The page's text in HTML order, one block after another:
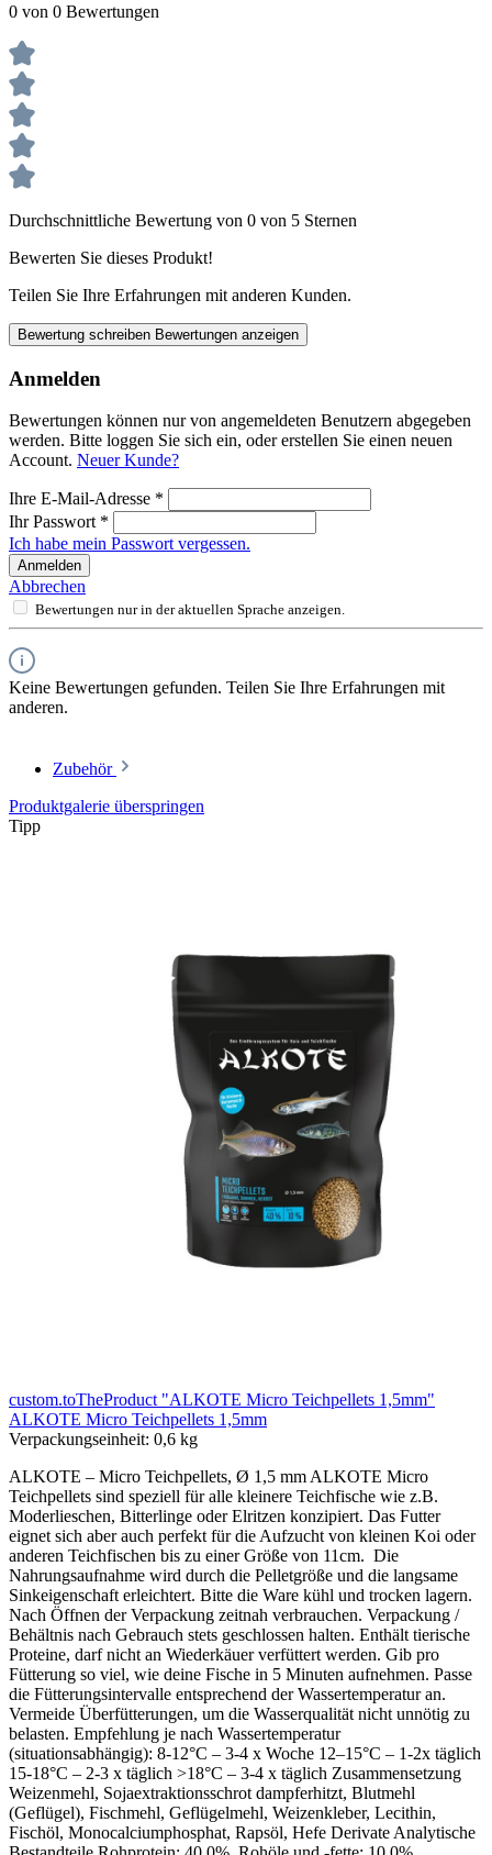
0 von 0 Bewertungen
Durchschnittliche Bewertung von 0 von 5 Sternen
Bewerten Sie dieses Produkt!
Teilen Sie Ihre Erfahrungen mit anderen Kunden.
Bewertung schreiben Bewertungen anzeigen
Anmelden
Bewertungen können nur von angemeldeten Benutzern abgegeben
werden. Bitte loggen Sie sich ein, oder erstellen Sie einen neuen
Account. Neuer Kunde?
Ihre E-Mail-Adresse *
Ihr Passwort *
Ich habe mein Passwort vergessen.
Anmelden
Abbrechen
Bewertungen nur in der aktuellen Sprache anzeigen.
Keine Bewertungen gefunden. Teilen Sie Ihre Erfahrungen mit
anderen.
Zubehör
Produktgalerie überspringen
Tipp
custom.toTheProduct "ALKOTE Micro Teichpellets 1,5mm"
ALKOTE Micro Teichpellets 1,5mm
Verpackungseinheit: 0,6 kg
ALKOTE – Micro Teichpellets, Ø 1,5 mm ALKOTE Micro
Teichpellets sind speziell für alle kleinere Teichfische wie z.B.
Moderlieschen, Bitterlinge oder Elritzen konzipiert. Das Futter
eignet sich aber auch perfekt für die Aufzucht von kleinen Koi oder
anderen Teichfischen bis zu einer Größe von 11cm. Die
Nahrungsaufnahme wird durch die Pelletgröße und die langsame
Sinkeigenschaft erleichtert. Bitte die Ware kühl und trocken lagern.
Nach Öffnen der Verpackung zeitnah verbrauchen. Verpackung /
Behältnis nach Gebrauch stets geschlossen halten. Enthält tierische
Proteine, darf nicht an Wiederkäuer verfüttert werden. Gib pro
Fütterung so viel, wie deine Fische in 5 Minuten aufnehmen. Passe
die Fütterungsintervalle entsprechend der Wassertemperatur an.
Vermeide Überfütterungen, um die Wasserqualität nicht unnötig zu
belasten. Empfehlung je nach Wassertemperatur
(situationsabhängig): 8-12°C – 3-4 x Woche 12–15°C – 1-2x täglich
15-18°C – 2-3 x täglich >18°C – 3-4 x täglich Zusammensetzung
Weizenmehl, Sojaextraktionsschrot dampferhitzt, Blutmehl
(Geflügel), Fischmehl, Geflügelmehl, Weizenkleber, Lecithin,
Fischöl, Monocalciumphosphat, Rapsöl, Hefe Derivate Analytische